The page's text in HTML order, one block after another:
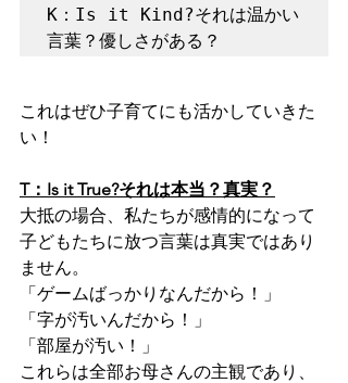
K：Is it Kind?それは温かい
言葉？優しさがある？
これはぜひ子育てにも活かしていきた
い！
T：Is it True?それは本当？真実？
大抵の場合、私たちが感情的になって
子どもたちに放つ言葉は真実ではあり
ません。
「ゲームばっかりなんだから！」
「字が汚いんだから！」
「部屋が汚い！」
これらは全部お母さんの主観であり、